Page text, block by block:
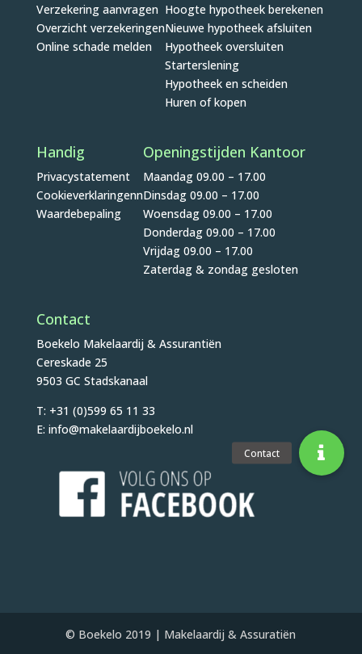
Verzekering aanvragen
Overzicht verzekeringen
Online schade melden
Hoogte hypotheek berekenen
Nieuwe hypotheek afsluiten
Hypotheek oversluiten
Starterslening
Hypotheek en scheiden
Huren of kopen
Handig
Privacystatement
Cookieverklaringenn
Waardebepaling
Openingstijden Kantoor
Maandag 09.00 – 17.00
Dinsdag 09.00 – 17.00
Woensdag 09.00 – 17.00
Donderdag 09.00 – 17.00
Vrijdag 09.00 – 17.00
Zaterdag & zondag gesloten
Contact
Boekelo Makelaardij & Assurantiën
Cereskade 25
9503 GC Stadskanaal
T: +31 (0)599 65 11 33
E: info@makelaardijboekelo.nl
© Boekelo 2019 | Makelaardij & Assuratiën